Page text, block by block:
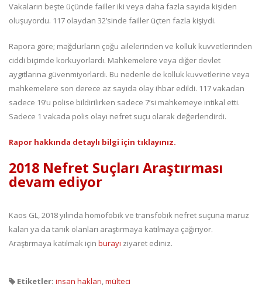
Vakaların beşte üçünde failler iki veya daha fazla sayıda kişiden
oluşuyordu. 117 olaydan 32’sinde failler üçten fazla kişiydi.
Rapora göre; mağdurların çoğu ailelerinden ve kolluk kuvvetlerinden
ciddi biçimde korkuyorlardı. Mahkemelere veya diğer devlet
aygıtlarına güvenmiyorlardı. Bu nedenle de kolluk kuvvetlerine veya
mahkemelere son derece az sayıda olay ihbar edildi. 117 vakadan
sadece 19’u polise bildirilirken sadece 7’si mahkemeye intikal etti.
Sadece 1 vakada polis olayı nefret suçu olarak değerlendirdi.
Rapor hakkında detaylı bilgi için tıklayınız.
2018 Nefret Suçları Araştırması
devam ediyor
Kaos GL, 2018 yılında homofobik ve transfobik nefret suçuna maruz
kalan ya da tanık olanları araştırmaya katılmaya çağırıyor.
Araştırmaya katılmak için burayı ziyaret ediniz.
Etiketler: insan hakları,mülteci